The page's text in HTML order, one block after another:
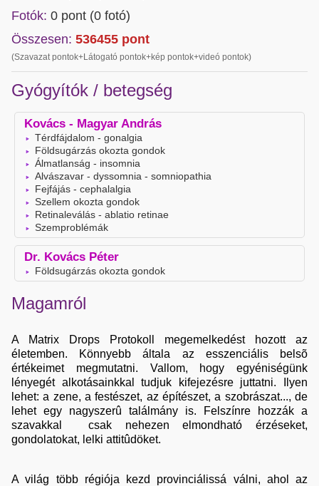
Fotók: 0 pont (0 fotó)
Összesen: 536455 pont
(Szavazat pontok+Látogató pontok+kép pontok+videó pontok)
Gyógyítók / betegség
Kovács - Magyar András
Térdfájdalom - gonalgia
Földsugárzás okozta gondok
Álmatlanság - insomnia
Alvászavar - dyssomnia - somniopathia
Fejfájás - cephalalgia
Szellem okozta gondok
Retinaleválás - ablatio retinae
Szemproblémák
Dr. Kovács Péter
Földsugárzás okozta gondok
Magamról
A Matrix Drops Protokoll megemelkedést hozott az
életemben. Könnyebb általa az esszenciális belsõ
értékeimet megmutatni. Vallom, hogy egyéniségünk
lényegét alkotásainkkal tudjuk kifejezésre juttatni. Ilyen
lehet: a zene, a festészet, az építészet, a szobrászat..., de
lehet egy nagyszerû találmány is. Felszínre hozzák a
szavakkal csak nehezen elmondható érzéseket,
gondolatokat, lelki attitûdöket.
A világ több régiója kezd provinciálissá válni, ahol az